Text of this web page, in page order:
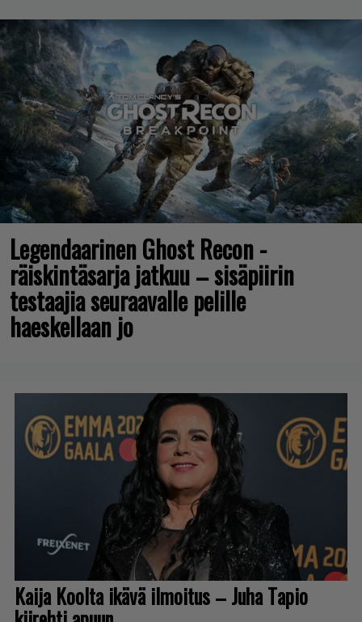
Legendaarinen Ghost Recon -
räiskintäsarja jatkuu – sisäpiirin
testaajia seuraavalle pelille
haeskellaan jo